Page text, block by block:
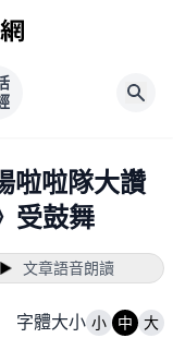
啦啦隊大讚
受鼓舞
文章語音朗讀
字體大小 小 中 大